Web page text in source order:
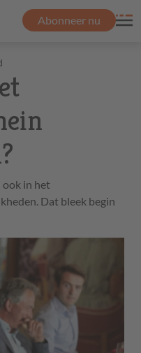
Abonneer nu
in het
Dat bleek begin